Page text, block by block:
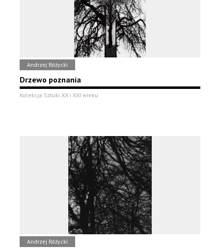
Andrzej Różycki
Drzewo poznania
Kolekcja Sztuki XX i XXI wieku
Andrzej Różycki